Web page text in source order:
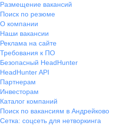
Размещение вакансий
Поиск по резюме
О компании
Наши вакансии
Реклама на сайте
Требования к ПО
Безопасный HeadHunter
HeadHunter API
Партнерам
Инвесторам
Каталог компаний
Поиск по вакансиям в Андрейково
Сетка: соцсеть для нетворкинга